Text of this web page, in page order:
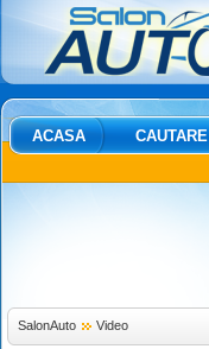
ACASA CAUTARE
SalonAuto Video